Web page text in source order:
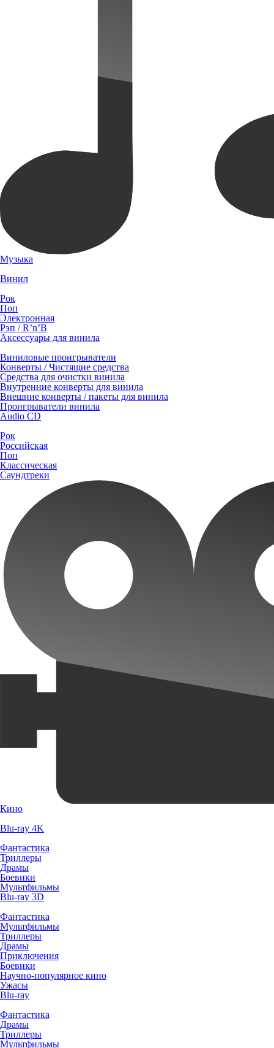
Музыка
Винил
Рок
Поп
Электронная
Рэп / R’n’B
Аксессуары для винила
Виниловые проигрыватели
Конверты / Чистящие средства
Средства для очистки винила
Внутренние конверты для винила
Внешние конверты / пакеты для винила
Проигрыватели винила
Audio CD
Рок
Российская
Поп
Классическая
Саундтреки
Кино
Blu-ray 4K
Фантастика
Триллеры
Драмы
Боевики
Мультфильмы
Blu-ray 3D
Фантастика
Мультфильмы
Триллеры
Драмы
Приключения
Боевики
Научно-популярное кино
Ужасы
Blu-ray
Фантастика
Драмы
Триллеры
Мультфильмы